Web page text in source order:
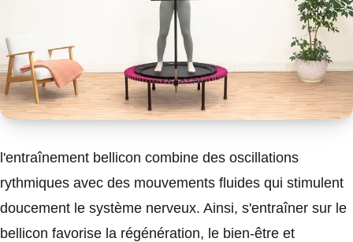
l'entraînement bellicon combine des oscillations
rythmiques avec des mouvements fluides qui stimulent
doucement le système nerveux. Ainsi, s'entraîner sur le
bellicon favorise la régénération, le bien-être et